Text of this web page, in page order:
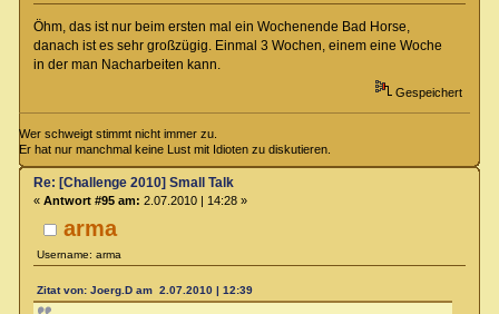
Öhm, das ist nur beim ersten mal ein Wochenende Bad Horse,
danach ist es sehr großzügig. Einmal 3 Wochen, einem eine Woche
in der man Nacharbeiten kann.
Gespeichert
Wer schweigt stimmt nicht immer zu.
Er hat nur manchmal keine Lust mit Idioten zu diskutieren.
arma
Username: arma
Re: [Challenge 2010] Small Talk
« Antwort #95 am: 2.07.2010 | 14:28 »
Zitat von: Joerg.D am 2.07.2010 | 12:39